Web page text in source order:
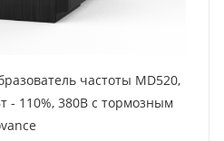
частоты MD520,
- 110%, 380В с тормозным